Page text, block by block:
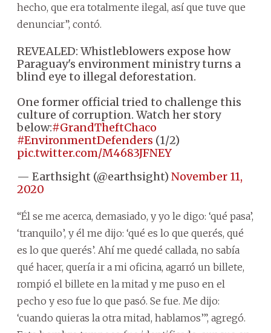
hecho, que era totalmente ilegal, así que tuve que
denunciar”, contó.
REVEALED: Whistleblowers expose how
Paraguay's environment ministry turns a
blind eye to illegal deforestation.
One former official tried to challenge this
culture of corruption. Watch her story
below:#GrandTheftChaco
#EnvironmentDefenders (1/2)
pic.twitter.com/M4683JFNEY
— Earthsight (@earthsight) November 11,
2020
“Él se me acerca, demasiado, y yo le digo: ‘qué pasa’,
‘tranquilo’, y él me dijo: ‘qué es lo que querés, qué
es lo que querés’. Ahí me quedé callada, no sabía
qué hacer, quería ir a mi oficina, agarró un billete,
rompió el billete en la mitad y me puso en el
pecho y eso fue lo que pasó. Se fue. Me dijo:
‘cuando quieras la otra mitad, hablamos’”, agregó.